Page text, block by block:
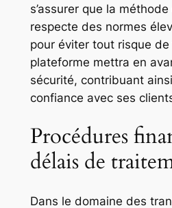
s’assurer que la
respecte des normes
pour éviter tout risque
plateforme mettra en
sécurité, contribuant
confiance avec ses
Procédures
délais de
Dans le domaine des